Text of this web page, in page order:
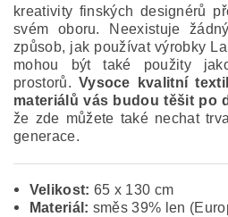
kreativity finských designérů
svém oboru. Neexistuje
způsob, jak používat výrobky
mohou být také použity
prostorů. Vysoce kvalitní
materiálů vás budou těšit po
že zde můžete také nechat
generace.
Velikost: 65 x 130 cm
Materiál: směs 39% len